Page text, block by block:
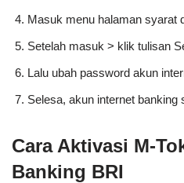
Masuk menu halaman syarat
Setelah masuk > klik tulisan
Lalu ubah password akun
Selesa, akun internet banking
Cara Aktivasi M-
Banking BRI